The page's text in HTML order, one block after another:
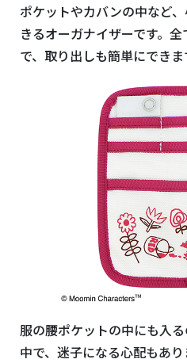
ポケットやカバンの中など
きるオーガナイザーです。
で、取り出しも簡単にできま
服の腰ポケットの中にも入
中で、迷子になる心配もあり